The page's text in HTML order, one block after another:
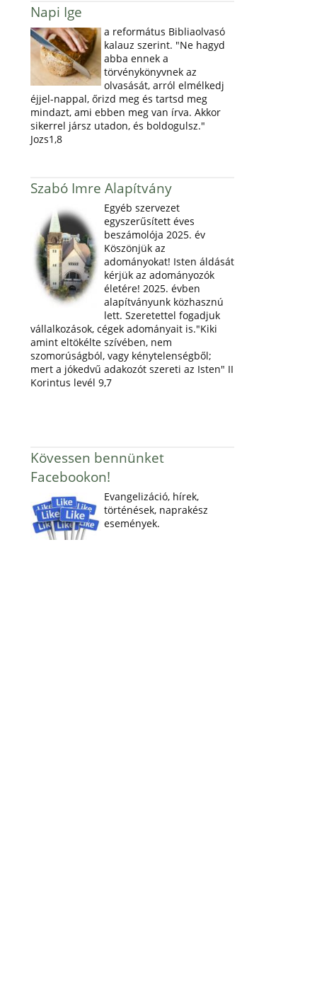
Napi Ige
a református Bibliaolvasó
kalauz szerint. "Ne hagyd
abba ennek a
törvénykönyvnek az
olvasását, arról elmélkedj
éjjel-nappal, őrizd meg és tartsd meg
mindazt, ami ebben meg van írva. Akkor
sikerrel jársz utadon, és boldogulsz."
Jozs1,8
Szabó Imre Alapítvány
Egyéb szervezet
egyszerűsített éves
beszámolója 2025. év
Köszönjük az
adományokat! Isten áldását
kérjük az adományozók
életére! 2025. évben
alapítványunk közhasznú
lett. Szeretettel fogadjuk
vállalkozások, cégek adományait is."Kiki
amint eltökélte szívében, nem
szomorúságból, vagy kénytelenségből;
mert a jókedvű adakozót szereti az Isten" II
Korintus levél 9,7
Kövessen bennünket
Facebookon!
Evangelizáció, hírek,
történések, naprakész
események.